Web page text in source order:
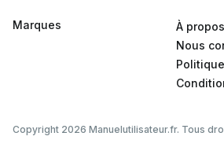
Marques
À
Nous
Copyright 2026 Manuelutilisateur.fr. Tous